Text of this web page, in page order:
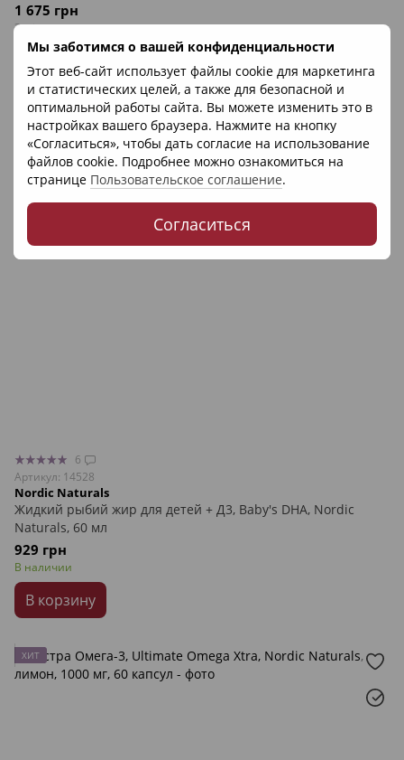
Мы заботимся о вашей конфиденциальности
Этот веб-сайт использует файлы cookie для маркетинга
и статистических целей, а также для безопасной и
оптимальной работы сайта. Вы можете изменить это в
настройках вашего браузера. Нажмите на кнопку
«Согласиться», чтобы дать согласие на использование
файлов cookie. Подробнее можно ознакомиться на
странице Пользовательское соглашение.
Согласиться
1 675 грн
Закінчується
ХИТ
РЕКОМЕНДУЕМ
6
Артикул: 14528
Nordic Naturals
Жидкий рыбий жир для детей + Д3, Baby's DHA, Nordic
Naturals, 60 мл
929 грн
В наличии
В корзину
ХИТ